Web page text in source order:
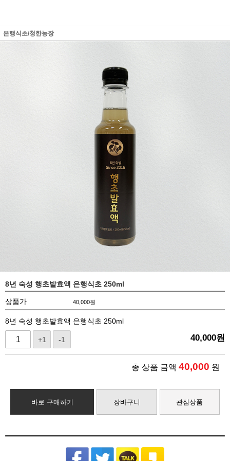
은행식초/청한농장
8년 숙성 행초발효액 은행식초 250ml
상품가 40,000원
8년 숙성 행초발효액 은행식초 250ml
+1 -1 40,000원
총 상품 금액 40,000 원
바로 구매하기 장바구니 관심상품